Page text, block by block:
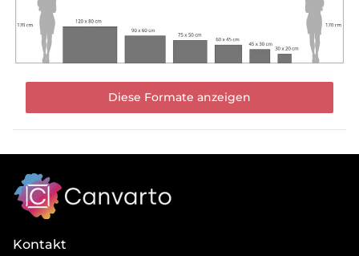
Diese Formate anzeigen
Kontakt